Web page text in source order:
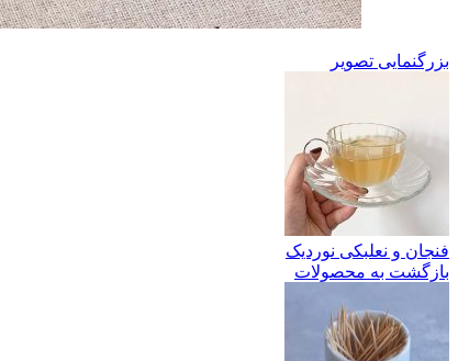
بزرگنمایی تصویر
فنجان و نعلبکی نوردیک
بازگشت به محصولات